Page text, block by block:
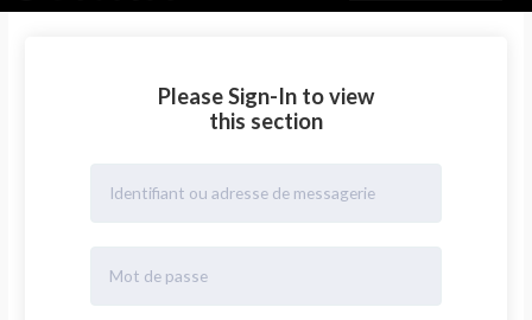
Please Sign-In to view
this section